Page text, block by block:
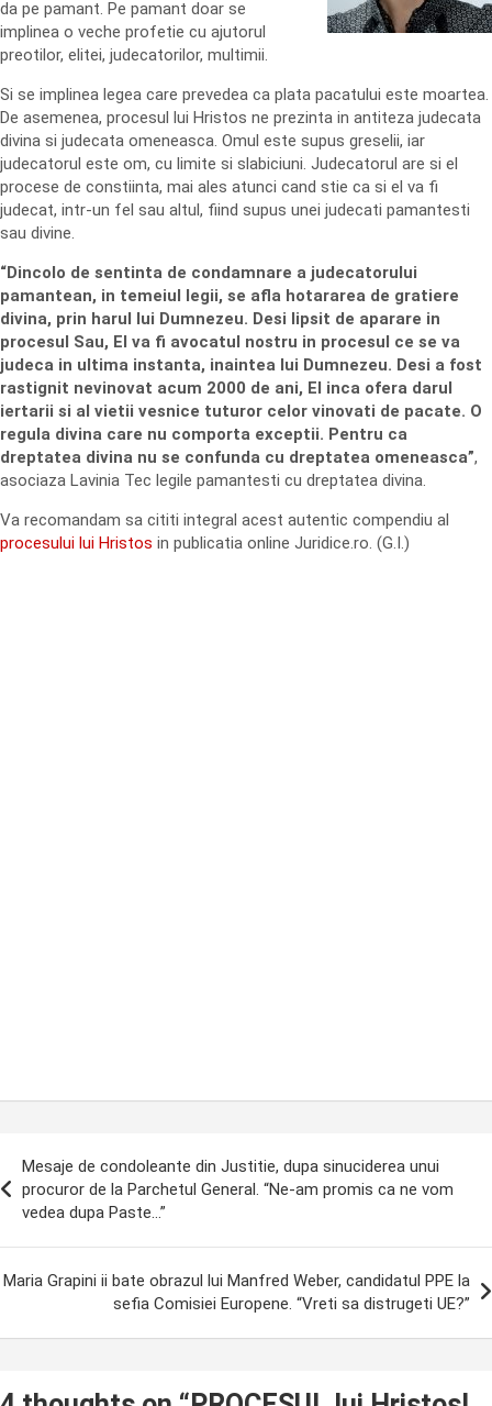
da pe pamant. Pe pamant doar se
implinea o veche profetie cu ajutorul
preotilor, elitei, judecatorilor, multimii.
Si se implinea legea care prevedea ca plata pacatului este moartea.
De asemenea, procesul lui Hristos ne prezinta in antiteza judecata
divina si judecata omeneasca. Omul este supus greselii, iar
judecatorul este om, cu limite si slabiciuni. Judecatorul are si el
procese de constiinta, mai ales atunci cand stie ca si el va fi
judecat, intr-un fel sau altul, fiind supus unei judecati pamantesti
sau divine.
“Dincolo de sentinta de condamnare a judecatorului
pamantean, in temeiul legii, se afla hotararea de gratiere
divina, prin harul lui Dumnezeu. Desi lipsit de aparare in
procesul Sau, El va fi avocatul nostru in procesul ce se va
judeca in ultima instanta, inaintea lui Dumnezeu. Desi a fost
rastignit nevinovat acum 2000 de ani, El inca ofera darul
iertarii si al vietii vesnice tuturor celor vinovati de pacate. O
regula divina care nu comporta exceptii. Pentru ca
dreptatea divina nu se confunda cu dreptatea omeneasca”,
asociaza Lavinia Tec legile pamantesti cu dreptatea divina.
Va recomandam sa cititi integral acest autentic compendiu al
procesului lui Hristos in publicatia online Juridice.ro. (G.I.)
Mesaje de condoleante din Justitie, dupa sinuciderea unui
procuror de la Parchetul General. “Ne-am promis ca ne vom
vedea dupa Paste…”
Maria Grapini ii bate obrazul lui Manfred Weber, candidatul PPE la
sefia Comisiei Europene. “Vreti sa distrugeti UE?”